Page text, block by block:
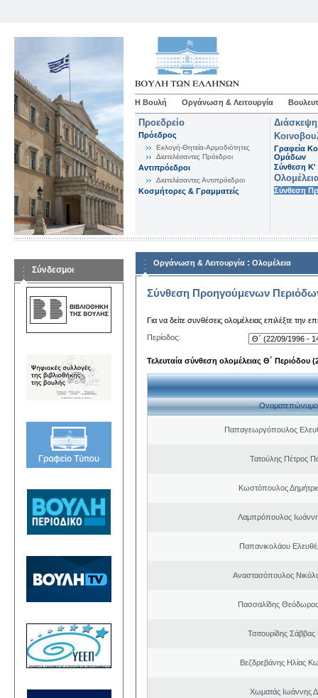
Η Βουλή Οργάνωση & Λειτουργία
Προεδρείο
Πρόεδρος
Εκλογή-Θητεία-Αρμοδιότητες
Διατελέσαντες Πρόεδροι
Αντιπρόεδροι
Διατελέσαντες Αντιπρόεδροι
Κοσμήτορες & Γραμματείς
Γραφεία
Ομάδων
Σύνθεση K'
Σύνθεση
Σύνδεσμοι
Οργάνωση & Λειτουργία : Ολομέλεια
Σύνθεση Προηγούμενων
Για να δείτε συνθέσεις ολομέλειας επιλέξτε την
Περίοδος:
Τελευταία σύνθεση ολομέλειας Θ΄ Περιόδου
Ονοματεπώνυμο
Παπαγεωργόπουλος
Τατούλης Πέτρος
Κωστόπουλος
Λαμπρόπουλος
Παπανικολάου
Αναστασόπουλος
Πασσαλίδης
Τσιτουρίδης Σάββας
Βεζδρεβάνης Ηλίας
Χωματάς Ιωάννης